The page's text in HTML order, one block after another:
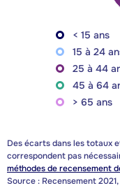
< 15 ans
15 à 24
25 à 44
45 à 64
> 65 ans
Des écarts dans les totaux
correspondent pas
méthodes de recensement
Source : Recensement